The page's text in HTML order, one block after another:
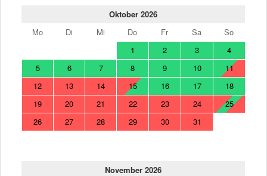
Oktober 2026
Mo
Di Mi Do Fr Sa
So
1
2 3
4
5
6 7 8 9 10
11
12
13 14 15 16 17
18
19
20 21 22 23 24
25
26
27 28 29 30 31
November 2026